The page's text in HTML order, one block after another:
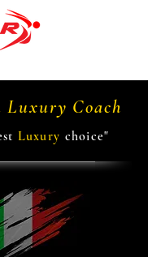
Coach
Luxury choice"